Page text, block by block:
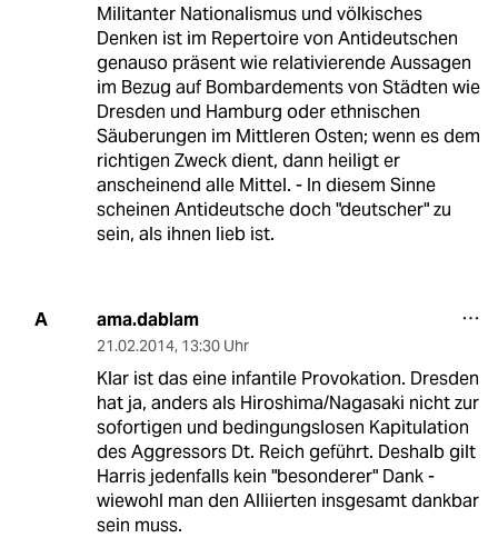
Militanter Nationalismus und völkisches
Denken ist im Repertoire von Antideutschen
genauso präsent wie relativierende Aussagen
im Bezug auf Bombardements von Städten wie
Dresden und Hamburg oder ethnischen
Säuberungen im Mittleren Osten; wenn es dem
richtigen Zweck dient, dann heiligt er
anscheinend alle Mittel. - In diesem Sinne
scheinen Antideutsche doch "deutscher" zu
sein, als ihnen lieb ist.
A ama.dablam
21.02.2014, 13:30 Uhr
Klar ist das eine infantile Provokation. Dresden
hat ja, anders als Hiroshima/Nagasaki nicht zur
sofortigen und bedingungslosen Kapitulation
des Aggressors Dt. Reich geführt. Deshalb gilt
Harris jedenfalls kein "besonderer" Dank -
wiewohl man den Alliierten insgesamt dankbar
sein muss.